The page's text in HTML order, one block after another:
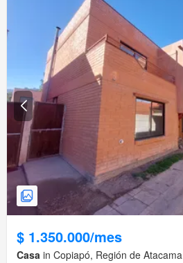
$ 1.350.000/mes
Casa in Copiapó, Región de Atacama